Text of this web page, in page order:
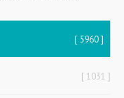
5960
1031